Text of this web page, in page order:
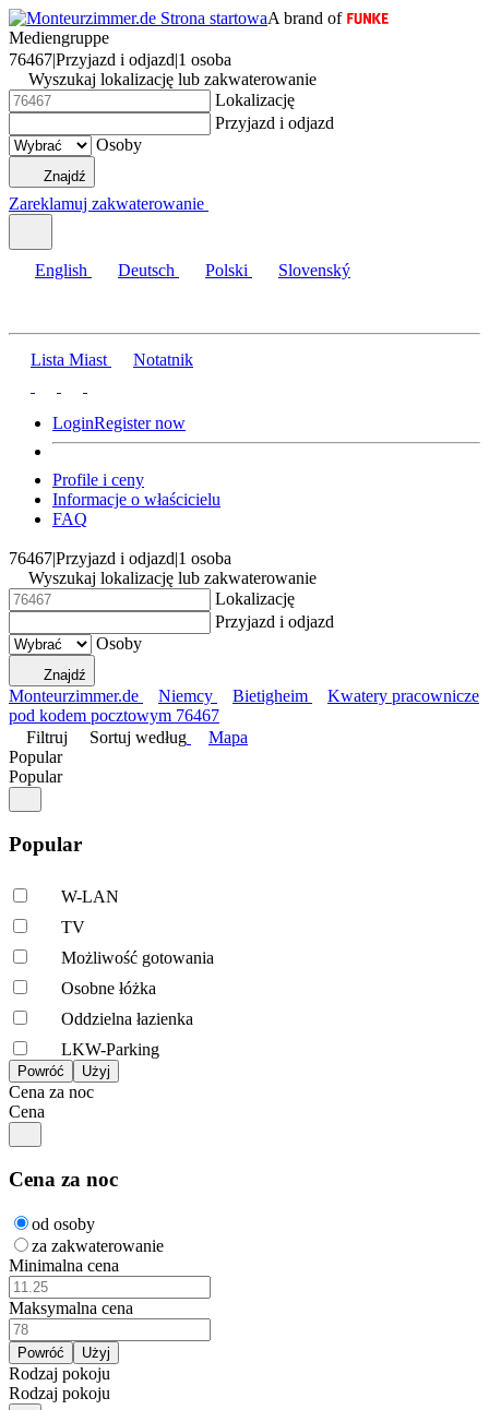
A brand of
Mediengruppe
76467|Przyjazd i odjazd|1 osoba
Wyszukaj lokalizację lub zakwaterowanie
Lokalizację
Przyjazd i odjazd
Osoby
Znajdź
Zareklamuj zakwaterowanie
English Deutsch Polski Slovenský
Lista Miast Notatnik
LoginRegister now
Profile i ceny
Informacje o właścicielu
FAQ
76467|Przyjazd i odjazd|1 osoba
Wyszukaj lokalizację lub zakwaterowanie
Lokalizację
Przyjazd i odjazd
Osoby
Znajdź
Monteurzimmer.de Niemcy Bietigheim
Kwatery pracownicze
pod kodem pocztowym 76467
Filtruj
Sortuj według
Mapa
Popular
Popular
Popular
W-LAN
TV
Możliwość gotowania
Osobne łóżka
Oddzielna łazienka
LKW-Parking
Cena za noc
Cena
Cena za noc
od osoby
za zakwaterowanie
Minimalna cena
Maksymalna cena
Rodzaj pokoju
Rodzaj pokoju